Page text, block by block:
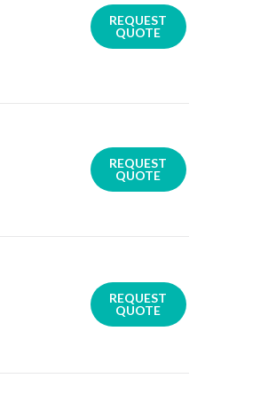
REQUEST
QUOTE
REQUEST
QUOTE
REQUEST
QUOTE